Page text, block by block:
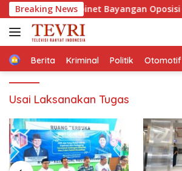
Langsung
ke
konten
Breaking News
08: Kabinet Bayangan Oposisi
HomeBerita Kriminal Politik Otomotif
Usai Laksanakan Tugas